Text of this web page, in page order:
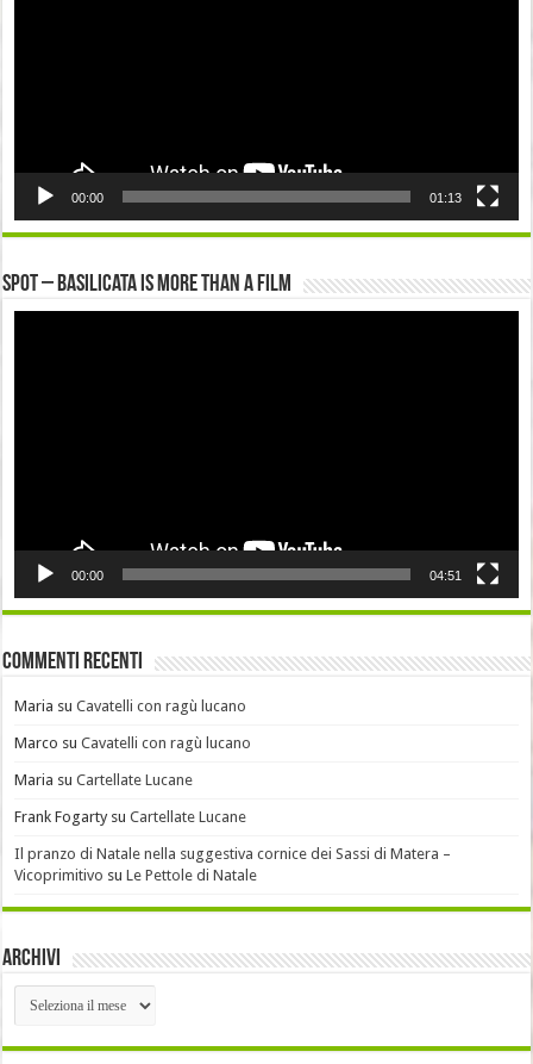
00:00 01:13
Spot – Basilicata is more than a Film
00:00 04:51
Commenti recenti
Maria suCavatelli con ragù lucano
Marco suCavatelli con ragù lucano
Maria suCartellate Lucane
Frank FogartysuCartellate Lucane
Il pranzo di Natale nella suggestiva cornice dei Sassi di Matera –
Vicoprimitivo suLe Pettole di Natale
Archivi
Archivi